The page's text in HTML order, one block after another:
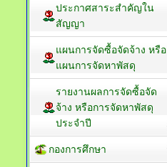
ประกาศสาระสำคัญใน
สัญญา
แผนการจัดซื้อจัดจ้าง หรือ
แผนการจัดหาพัสดุ
รายงานผลการจัดซื้อจัด
จ้าง หรือการจัดหาพัสดุ
ประจำปี
กองการศึกษา